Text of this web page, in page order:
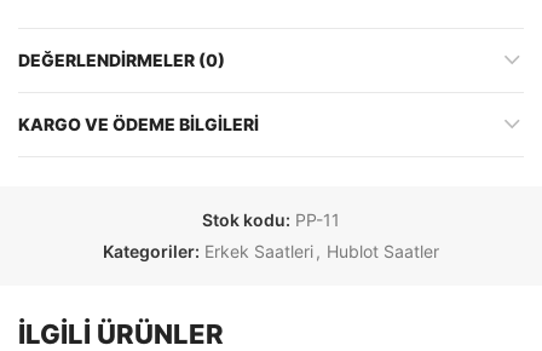
DEĞERLENDIRMELER (0)
KARGO VE ÖDEME BILGILERI
Stok kodu: PP-11
Kategoriler: Erkek Saatleri , Hublot Saatler
İLGILI ÜRÜNLER